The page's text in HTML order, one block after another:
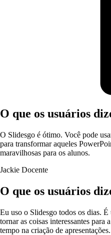
O que os usuários
O Slidesgo é ótimo. Você pode
para transformar aqueles
maravilhosas para os alunos.
Jackie Docente
O que os usuários
Eu uso o Slidesgo todos os dias.
tornar as coisas interessantes para
tempo na criação de apresentações.